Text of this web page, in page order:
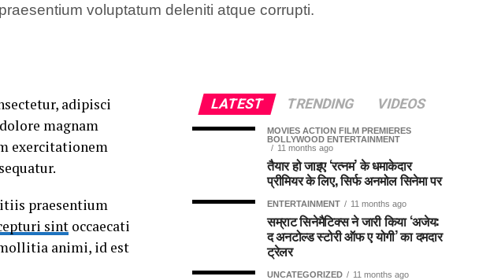
voluptatum deleniti atque corrupti.
adipisci
magnam
exercitationem
praesentium
sint occaecati
animi, id est
LATEST TRENDING VIDEOS
MOVIES ACTION FILM PREMIERES
BOLLYWOOD ENTERTAINMENT
11 months ago
तैयार हो जाइए ‘रत्नम’ के धमाकेदार
प्रीमियर के लिए, सिर्फ अनमोल सिनेमा पर
ENTERTAINMENT 11 months ago
सम्राट सिनेमैटिक्स ने जारी किया ‘अजेय:
द अनटोल्ड स्टोरी ऑफ ए योगी’ का दमदार
ट्रेलर
UNCATEGORIZED 11 months ago